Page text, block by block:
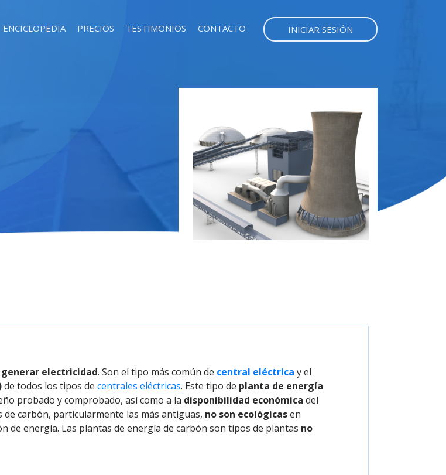
ENCICLOPEDIA PRECIOS TESTIMONIOS CONTACTO INICIAR SESIÓN
generar electricidad. Son el tipo más común de central eléctrica y el
de todos los tipos de centrales eléctricas. Este tipo de planta de energía
probado y comprobado, así como a la disponibilidad económica del
carbón, particularmente las más antiguas, no son ecológicasen
de energía. Las plantas de energía de carbón son tipos de plantas no